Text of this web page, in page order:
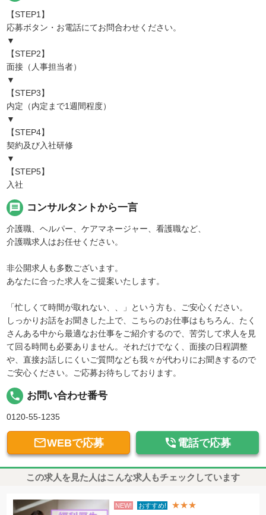
【STEP1】
応募ボタン・お電話にてお問合わせください。
▼
【STEP2】
面接（人事担当者）
▼
【STEP3】
内定（内定まで1週間程度）
▼
【STEP4】
契約及び入社研修
▼
【STEP5】
入社
message コンサルタントから一言
介護職、ヘルパー、ケアマネージャー、看護職など、
介護職求人はお任せください。
非公開求人も多数ございます。
あなたに合った求人をご提案いたします。
「忙しくて時間が取れない、、」という方も、ご安心ください。
しっかりお話をお聞きした上で、こちらのお仕事はもちろん、たく
さんある中から最適なお仕事をご紹介するので、苦労して求人を見
て回る時間も必要ありません。それだけでなく、面接の日程調整
や、直接お話しにくいご質問なども我々が代わりにお聞きするので
ご安心ください。ご応募お待ちしております。
local_phone お問い合わせ番号
0120-55-1235
WEBで応募  電話で応募
この求人を見た人はこんな求人もチェックしています
NEW! おすすめ! ★★★